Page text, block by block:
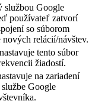
službou Google
používateľ zatvorí
so súborom
relácií/návštev.
tento súbor
žiadostí.
na zariadení
Google